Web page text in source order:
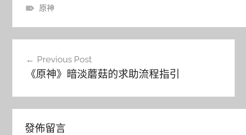
原神
Previous Post
《原神》暗淡蘑菇的求助流程指引
發佈留言